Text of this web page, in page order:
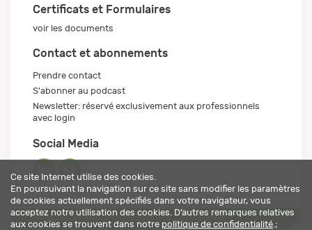
Certificats et Formulaires
voir les documents
Contact et abonnements
Prendre contact
S'abonner au podcast
Newsletter: réservé exclusivement aux professionnels
avec login
Social Media
Ce site Internet utilise des cookies.
En poursuivant la navigation sur ce site sans modifier les paramètres
de cookies actuellement spécifiés dans votre navigateur, vous
acceptez notre utilisation des cookies. D’autres remarques relatives
aux cookies se trouvent dans notre politique de confidentialité .;